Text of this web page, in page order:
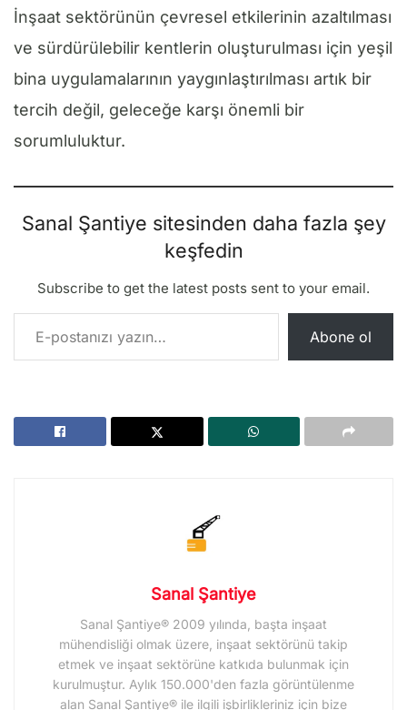
İnşaat sektörünün çevresel etkilerinin azaltılması
ve sürdürülebilir kentlerin oluşturulması için yeşil
bina uygulamalarının yaygınlaştırılması artık bir
tercih değil, geleceğe karşı önemli bir
sorumluluktur.
Sanal Şantiye sitesinden daha fazla şey
keşfedin
Subscribe to get the latest posts sent to your email.
E-postanızı yazın…
Abone ol
Sanal Şantiye
Sanal Şantiye® 2009 yılında, başta inşaat
mühendisliği olmak üzere, inşaat sektörünü takip
etmek ve inşaat sektörüne katkıda bulunmak için
kurulmuştur. Aylık 150.000'den fazla görüntülenme
alan Sanal Şantiye® ile ilgili işbirlikleriniz için bize